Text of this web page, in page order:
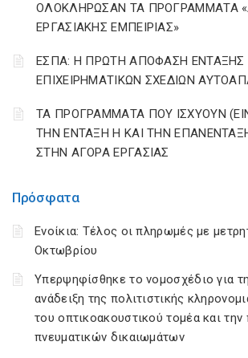
Πρόσφατα
Ενοίκια: Τέλος οι πληρωμές με
Οκτωβρίου
Υπερψηφίσθηκε το νομοσχέδιο για τη
ανάδειξη της πολιτιστικής
του οπτικοακουστικού τομέα και
πνευματικών δικαιωμάτων
ΟΛΟΚΛΗΡΩΣΑΝ ΤΑ ΠΡΟΓΡΑΜΜΑΤΑ
ΕΡΓΑΣΙΑΚΗΣ ΕΜΠΕΙΡΙΑΣ»
ΕΣΠΑ: Η ΠΡΩΤΗ ΑΠΟΦΑΣΗ ΕΝΤΑΞΗΣ
ΕΠΙΧΕΙΡΗΜΑΤΙΚΩΝ ΣΧΕΔΙΩΝ
ΤΑ ΠΡΟΓΡΑΜΜΑΤΑ ΠΟΥ ΙΣΧΥΟΥΝ
ΤΗΝ ΕΝΤΑΞΗ Η ΚΑΙ ΤΗΝ
ΣΤΗΝ ΑΓΟΡΑ ΕΡΓΑΣΙΑΣ